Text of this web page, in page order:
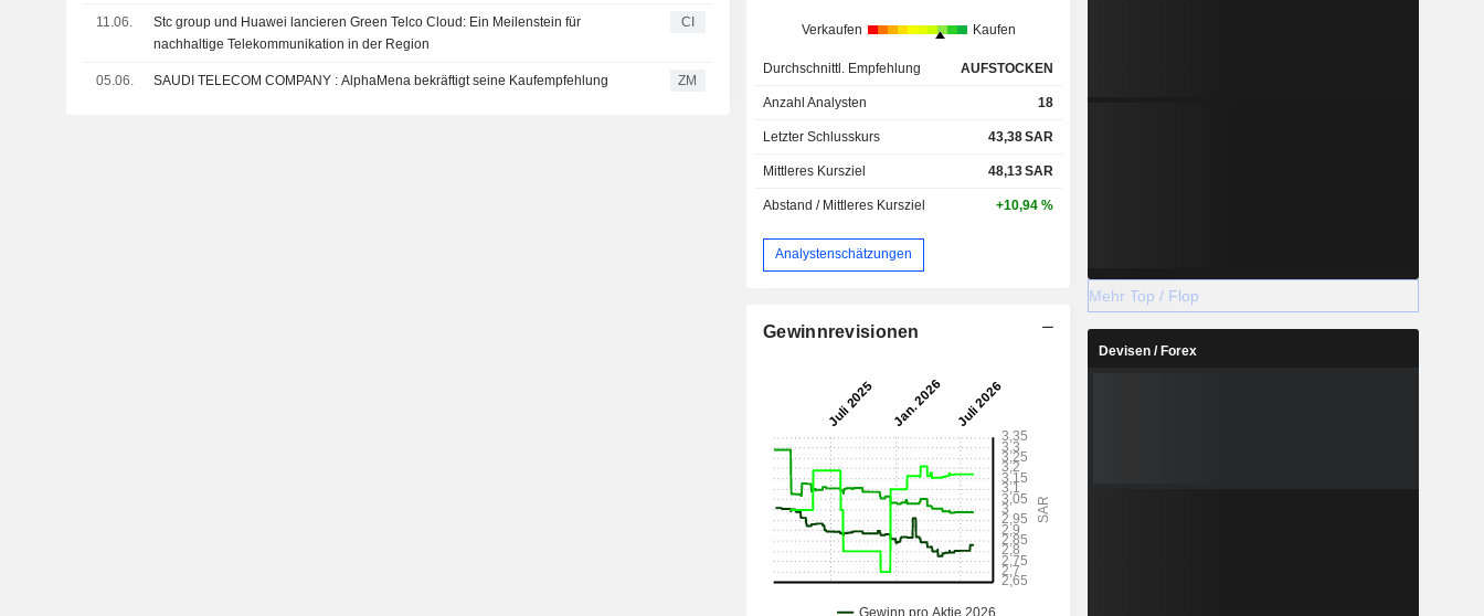
11.06.
Stc group und Huawei lancieren Green Telco Cloud: Ein Meilenstein für
nachhaltige Telekommunikation in der Region
CI
05.06. SAUDI TELECOM COMPANY : AlphaMena bekräftigt seine Kaufempfehlung ZM
Verkaufen Kaufen
Durchschnittl. Empfehlung AUFSTOCKEN
Anzahl Analysten 18
Letzter Schlusskurs 43,38SAR
Mittleres Kursziel 48,13SAR
Abstand / Mittleres Kursziel +10,94 %
Analystenschätzungen
Gewinnrevisionen
Mehr Top / Flop
Devisen / Forex